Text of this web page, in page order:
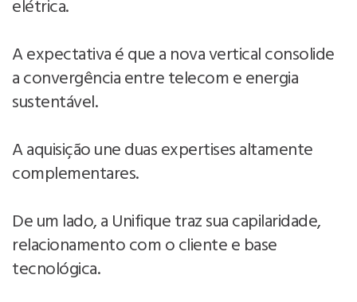
elétrica.
A expectativa é que a nova vertical consolide
a convergência entre telecom e energia
sustentável.
A aquisição une duas expertises altamente
complementares.
De um lado, a Unifique traz sua capilaridade,
relacionamento com o cliente e base
tecnológica.